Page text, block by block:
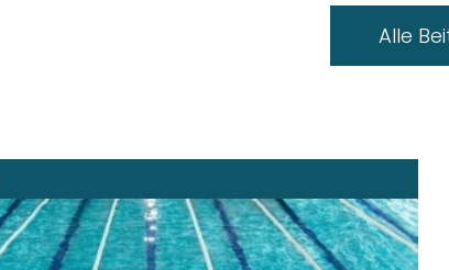
Alle